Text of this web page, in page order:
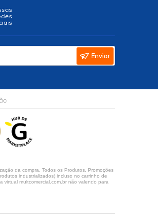
Enviar
da compra. Todos os Produtos, Promoções
industrializados) incluso no carrinho de
multcomercial.com.br não valendo para